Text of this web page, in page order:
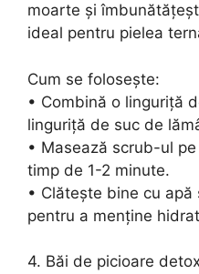
moarte și
ideal pentru pielea
Cum se folosește:
• Combină o linguriță
linguriță de suc de
• Masează scrub-ul
timp de 1-2 minute.
• Clătește bine cu
pentru a menține
4. Băi de picioare